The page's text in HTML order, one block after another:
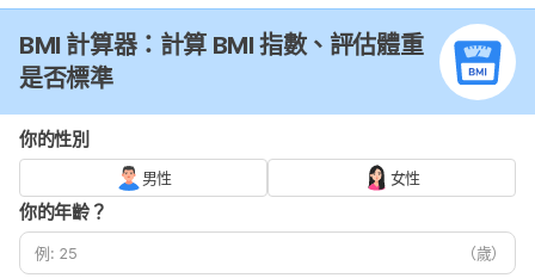
BMI 計算器：計算 BMI 指數、評估體重
是否標準
你的性別
男性 女性
你的年齡？
（歲）